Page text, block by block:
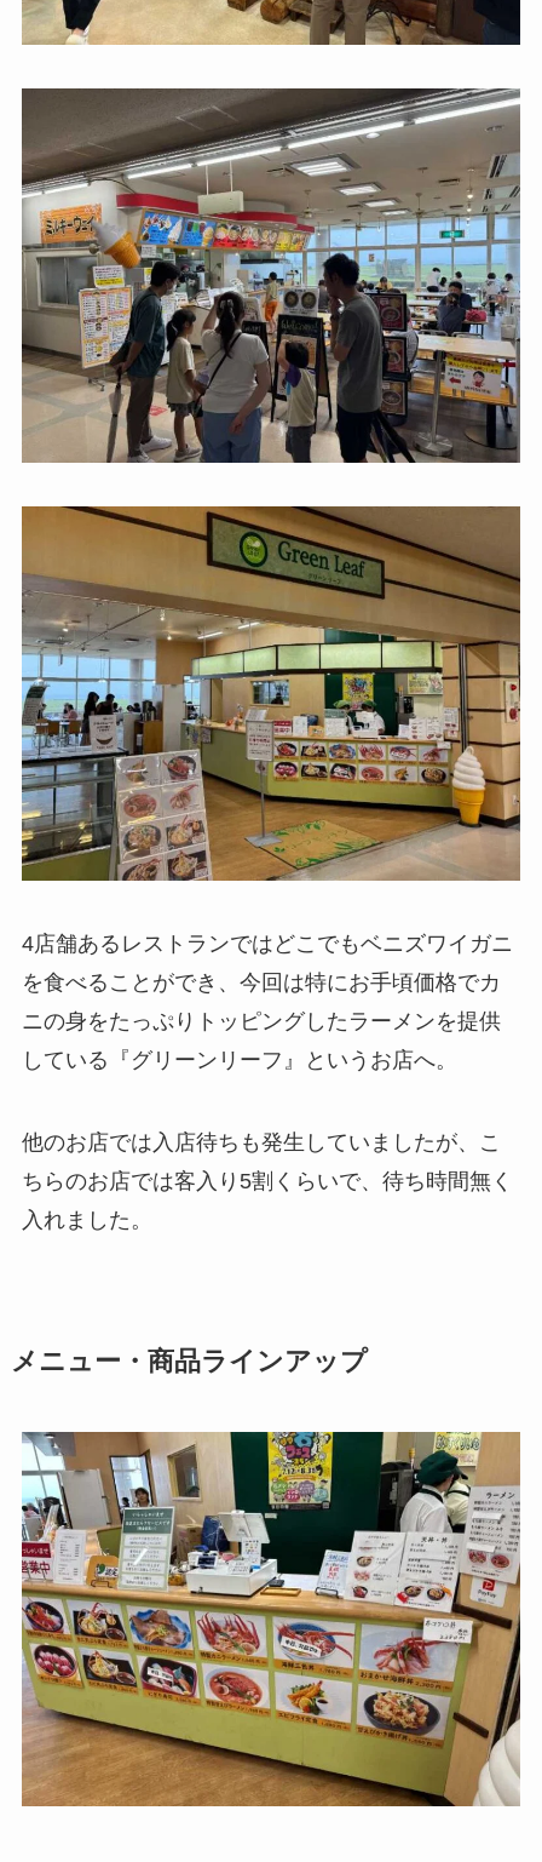
4店舗あるレストランではどこでもベニズワイガニ
を食べることができ、今回は特にお手頃価格でカ
ニの身をたっぷりトッピングしたラーメンを提供
している『グリーンリーフ』というお店へ。
他のお店では入店待ちも発生していましたが、こ
ちらのお店では客入り5割くらいで、待ち時間無く
入れました。
メニュー・商品ラインアップ